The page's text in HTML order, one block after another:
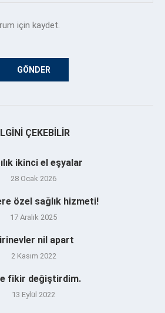
için kaydet.
ÇEKEBILIR
ikinci el eşyalar
28 Ocak 2026
özel sağlık hizmeti!
17 Aralık 2025
nil apart
2 Kasım 2022
fikir değiştirdim.
13 Eylül 2022